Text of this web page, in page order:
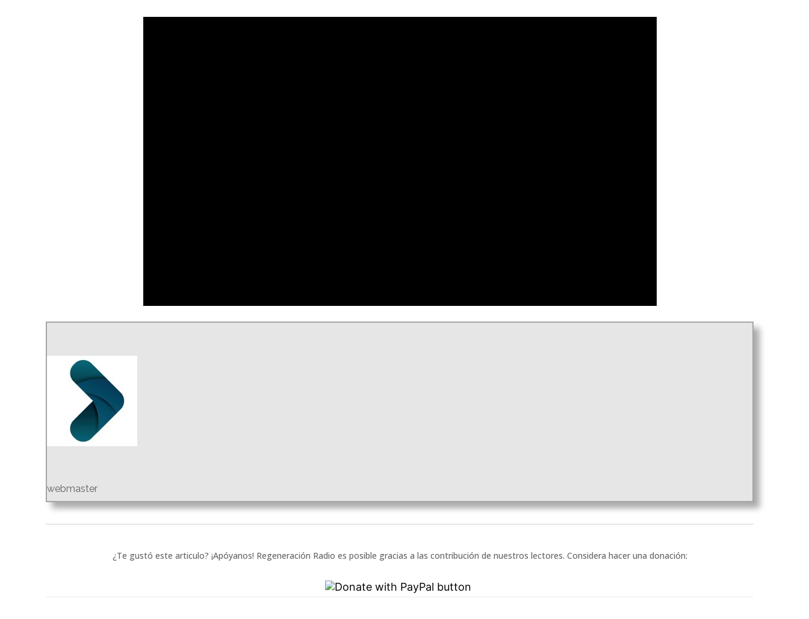
webmaster
¿Te gustó este articulo? ¡Apóyanos! Regeneración Radio es posible gracias a las contribución de nuestros lectores. Considera hacer una donación: